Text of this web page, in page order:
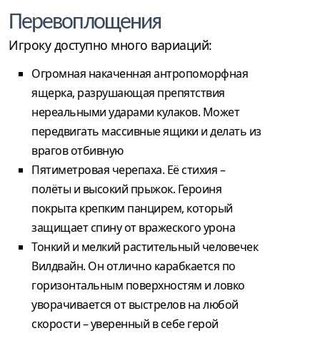
Перевоплощения
Игроку доступно много вариаций:
Огромная накаченная антропоморфная
ящерка, разрушающая препятствия
нереальными ударами кулаков. Может
передвигать массивные ящики и делать из
врагов отбивную
Пятиметровая черепаха. Её стихия –
полёты и высокий прыжок. Героиня
покрыта крепким панцирем, который
защищает спину от вражеского урона
Тонкий и мелкий растительный человечек
Вилдвайн. Он отлично карабкается по
горизонтальным поверхностям и ловко
уворачивается от выстрелов на любой
скорости – уверенный в себе герой